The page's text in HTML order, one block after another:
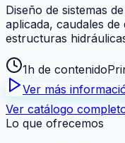
Diseño de sistemas
aplicada, caudales
estructuras
1h de contenido
Ver más
Ver catálogo
Lo que ofrecemos